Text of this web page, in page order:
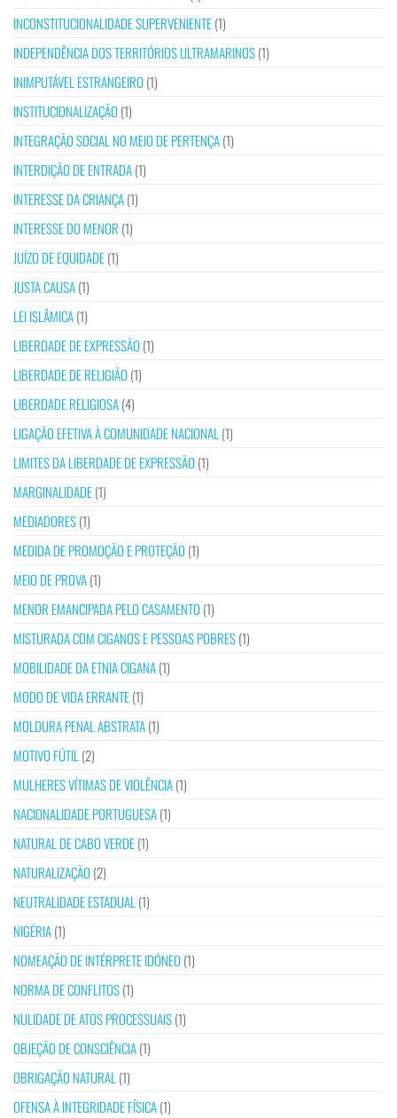
INCONSTITUCIONALIDADE SUPERVENIENTE(1)
INDEPENDÊNCIA DOS TERRITÓRIOS ULTRAMARINOS(1)
INIMPUTÁVEL ESTRANGEIRO (1)
INSTITUCIONALIZAÇÃO (1)
INTEGRAÇÃO SOCIAL NO MEIO DE PERTENÇA(1)
INTERDIÇÃO DE ENTRADA(1)
INTERESSE DA CRIANÇA(1)
INTERESSE DO MENOR (1)
JUÍZO DE EQUIDADE(1)
JUSTA CAUSA(1)
LEI ISLÂMICA(1)
LIBERDADE DE EXPRESSÃO (1)
LIBERDADE DE RELIGIÃO (1)
LIBERDADE RELIGIOSA(4)
LIGAÇÃO EFETIVA À COMUNIDADE NACIONAL (1)
LIMITES DA LIBERDADE DE EXPRESSÃO (1)
MARGINALIDADE(1)
MEDIADORES(1)
MEDIDA DE PROMOÇÃO E PROTEÇÃO (1)
MEIO DE PROVA(1)
MENOR EMANCIPADA PELO CASAMENTO (1)
MISTURADA COM CIGANOS E PESSOAS POBRES(1)
MOBILIDADE DA ETNIA CIGANA(1)
MODO DE VIDA ERRANTE(1)
MOLDURA PENAL ABSTRATA(1)
MOTIVO FÚTIL (2)
MULHERES VÍTIMAS DE VIOLÊNCIA(1)
NACIONALIDADE PORTUGUESA(1)
NATURAL DE CABO VERDE(1)
NATURALIZAÇÃO (2)
NEUTRALIDADE ESTADUAL (1)
NIGÉRIA(1)
NOMEAÇÃO DE INTÉRPRETE IDÓNEO (1)
NORMA DE CONFLITOS(1)
NULIDADE DE ATOS PROCESSUAIS(1)
OBJEÇÃO DE CONSCIÊNCIA(1)
OBRIGAÇÃO NATURAL (1)
OFENSA À INTEGRIDADE FÍSICA(1)